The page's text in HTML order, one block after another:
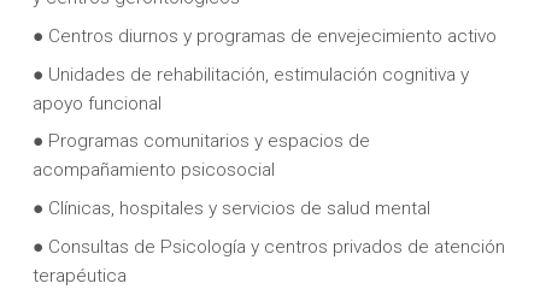
● Centros diurnos y programas de envejecimiento activo
● Unidades de rehabilitación, estimulación cognitiva y
apoyo funcional
● Programas comunitarios y espacios de
acompañamiento psicosocial
● Clínicas, hospitales y servicios de salud mental
● Consultas de Psicología y centros privados de atención
terapéutica